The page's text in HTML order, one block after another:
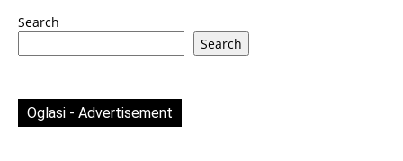
Search
Search
Oglasi - Advertisement